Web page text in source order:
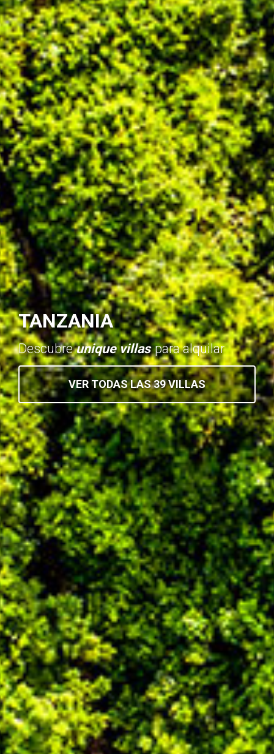
TANZANIA
Descubreunique villaspara alquilar
VER TODAS LAS 39 VILLAS